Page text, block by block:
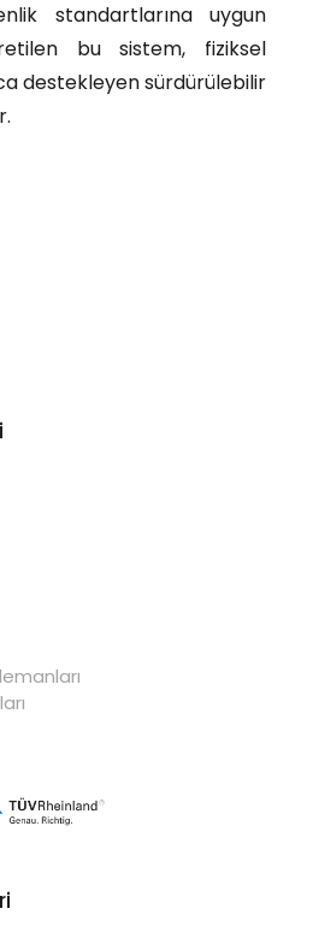
standartlarına uygun
bu sistem, fiziksel
destekleyen sürdürülebilir